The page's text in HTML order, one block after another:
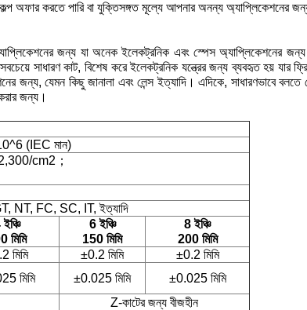
অফার করতে পারি বা যুক্তিসঙ্গত মূল্যে আপনার অনন্য অ্যাপ্লিকেশনের
জন্য যা অনেক ইলেকট্রনিক এবং স্পেস অ্যাপ্লিকেশনের জন্য
সাধারণ কাট, বিশেষ করে ইলেকট্রনিক যন্ত্রের জন্য ব্যবহৃত হয় যার
জন্য, যেমন কিছু জানালা এবং লেন্স ইত্যাদি। এদিকে, সাধারণভাবে বলতে
জন্য।
(IEC মান)
cm2；
NT, FC, SC, IT, ইত্যাদি
মিমি
6 ইঞ্চি
150 মিমি
8 ইঞ্চি
200 মিমি
মিমি ±0.2 মিমি ±0.2 মিমি
মিমি ±0.025 মিমি
±0.025 মিমি
Z-কাটের জন্য বীজহীন